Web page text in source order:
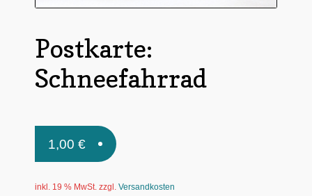
Schnäppchen
Dies + Das
Produkte nach Themen
Postkarte:
Schneefahrrad
1,00 €
inkl. 19 % MwSt. zzgl. Versandkosten